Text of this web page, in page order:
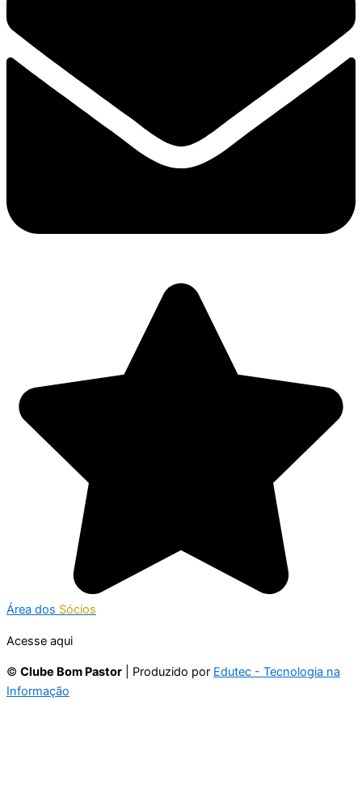
Área dos Sócios
Acesse aqui
© Clube Bom Pastor | Produzido por Edutec - Tecnologia na
Informação